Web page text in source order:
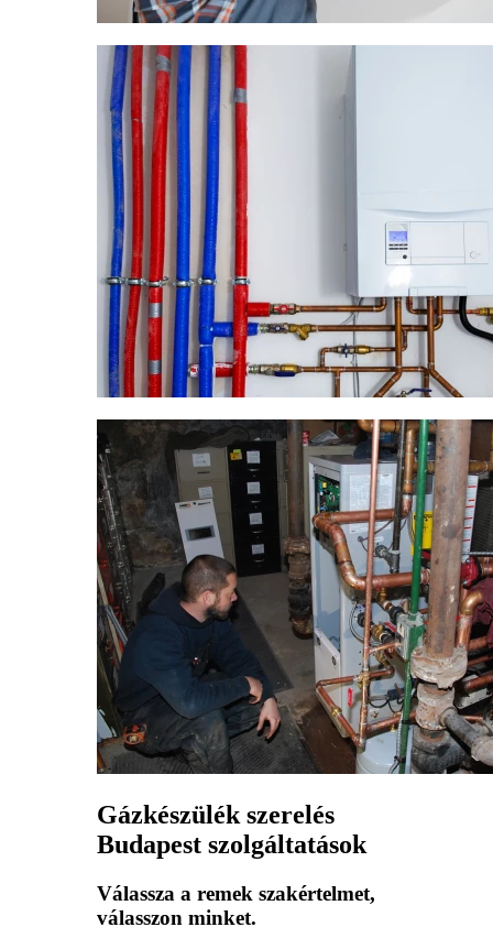
Gázkészülék szerelés
Budapest szolgáltatások
Válassza a remek szakértelmet,
válasszon minket.